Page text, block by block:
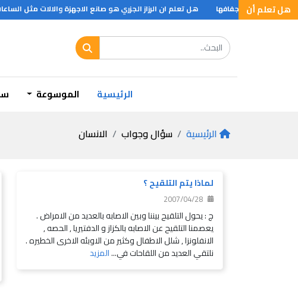
هل تعلم أن
ويؤدي الى جفافها هل تعلم ان الرزاز الجزري هو صانع الاجهزة والالات مثل
الرئيسية الموسوعة
الرئيسية سؤال وجواب الانسان
لماذا يتم التلقيح ؟
2007/04/28
ج : يحول التلقيح بيننا وبين الاصابه بالعديد من الامراض .
يعصمنا التلقيح عن الاصابه بالكزاز و الدفتيريا , الحصه ,
الانفلونزا , شلل الاطفال وكثير من الاوبئه الاخرى الخطيره .
نلتقي العديد من اللقاحات في...المزيد